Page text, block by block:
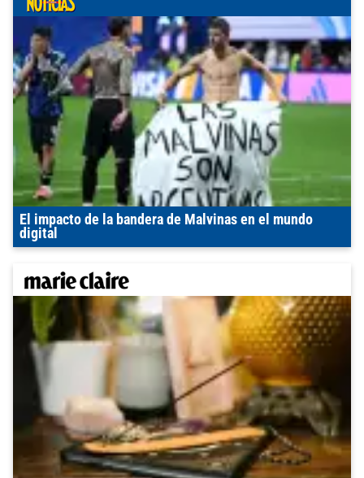
El impacto de la bandera de Malvinas en el mundo
digital